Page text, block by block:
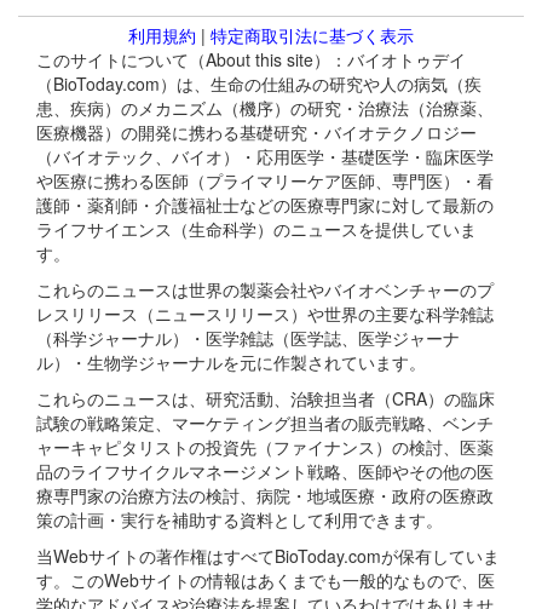
利用規約 | 特定商取引法に基づく表示
このサイトについて（About this site）：バイオトゥデイ
（BioToday.com）は、生命の仕組みの研究や人の病気（疾
患、疾病）のメカニズム（機序）の研究・治療法（治療薬、
医療機器）の開発に携わる基礎研究・バイオテクノロジー
（バイオテック、バイオ）・応用医学・基礎医学・臨床医学
や医療に携わる医師（プライマリーケア医師、専門医）・看
護師・薬剤師・介護福祉士などの医療専門家に対して最新の
ライフサイエンス（生命科学）のニュースを提供していま
す。
これらのニュースは世界の製薬会社やバイオベンチャーのプ
レスリリース（ニュースリリース）や世界の主要な科学雑誌
（科学ジャーナル）・医学雑誌（医学誌、医学ジャーナ
ル）・生物学ジャーナルを元に作製されています。
これらのニュースは、研究活動、治験担当者（CRA）の臨床
試験の戦略策定、マーケティング担当者の販売戦略、ベンチ
ャーキャピタリストの投資先（ファイナンス）の検討、医薬
品のライフサイクルマネージメント戦略、医師やその他の医
療専門家の治療方法の検討、病院・地域医療・政府の医療政
策の計画・実行を補助する資料として利用できます。
当Webサイトの著作権はすべてBioToday.comが保有していま
す。このWebサイトの情報はあくまでも一般的なもので、医